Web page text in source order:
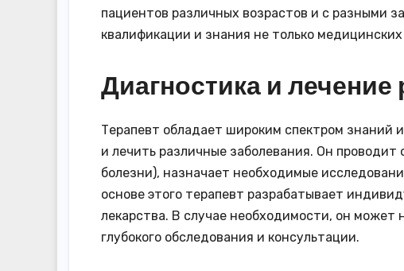
пациентов различных возрастов и с разными
квалификации и знания не только
Диагностика и
Терапевт обладает широким спектром знаний
и лечить различные заболевания. Он
болезни), назначает необходимые
основе этого терапевт разрабатывает
лекарства. В случае необходимости, он может
глубокого обследования и консультации.